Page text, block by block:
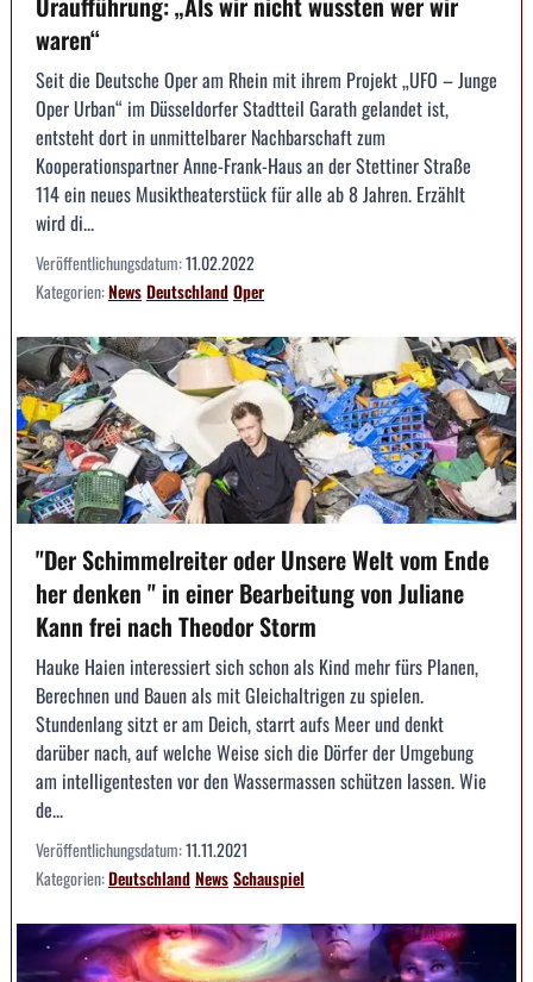
waren“
Seit die Deutsche Oper am Rhein mit ihrem Projekt „UFO – Junge
Oper Urban“ im Düsseldorfer Stadtteil Garath gelandet ist,
entsteht dort in unmittelbarer Nachbarschaft zum
Kooperationspartner Anne-Frank-Haus an der Stettiner Straße
114 ein neues Musiktheaterstück für alle ab 8 Jahren. Erzählt
wird di...
Veröffentlichungsdatum:11.02.2022
Kategorien:NewsDeutschlandOper
"Der Schimmelreiter oder Unsere Welt vom Ende
her denken " in einer Bearbeitung von Juliane
Kann frei nach Theodor Storm
Hauke Haien interessiert sich schon als Kind mehr fürs Planen,
Berechnen und Bauen als mit Gleichaltrigen zu spielen.
Stundenlang sitzt er am Deich, starrt aufs Meer und denkt
darüber nach, auf welche Weise sich die Dörfer der Umgebung
am intelligentesten vor den Wassermassen schützen lassen. Wie
de...
Veröffentlichungsdatum:11.11.2021
Kategorien:DeutschlandNewsSchauspiel